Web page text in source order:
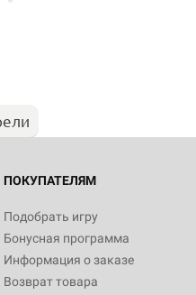
ПОКУПАТЕЛЯМ
Подобрать игру
Бонусная программа
Информация о заказе
Возврат товара